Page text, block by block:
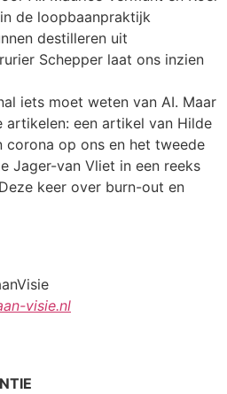
de loopbaanpraktijk
destilleren uit
Schepper laat ons inzien
iets moet weten van AI. Maar
een artikel van Hilde
corona op ons en het tweede
Jager-van Vliet in een reeks
keer over burn-out en
visie.nl